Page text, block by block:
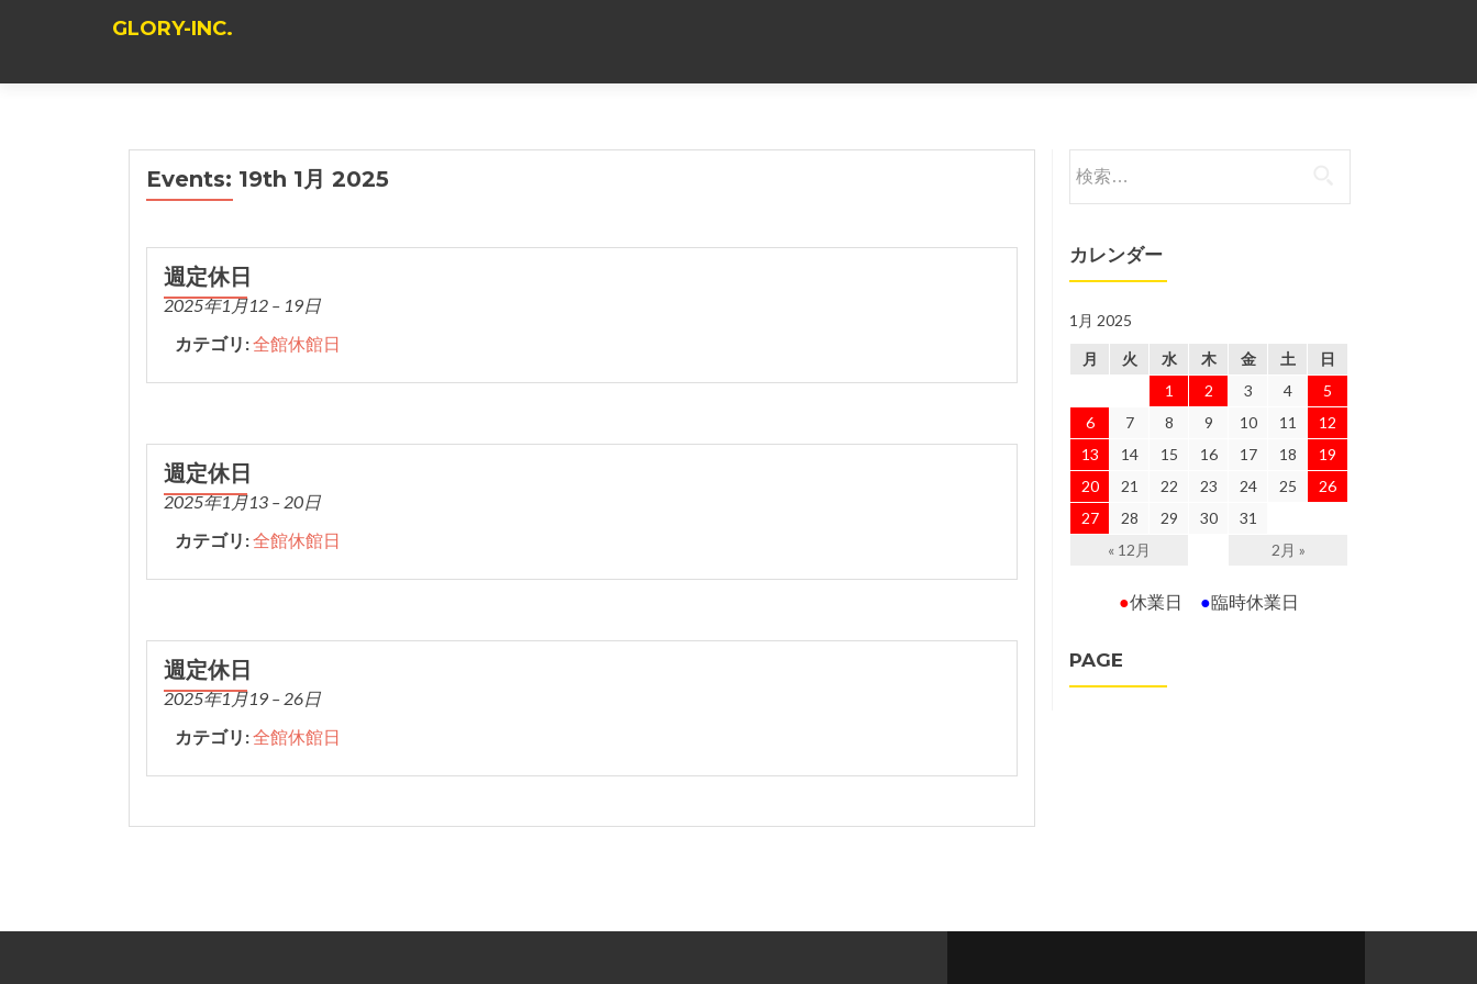
GLORY-INC.
Events: 19th 1月 2025
週定休日
2025年1月12 – 19日
カテゴリ:全館休館日
週定休日
2025年1月13 – 20日
カテゴリ:全館休館日
週定休日
2025年1月19 – 26日
カテゴリ:全館休館日
索:
カレンダー
1月 2025
月 火 水 木 金 土
日
1
2 3 4
5
6
7 8 9 10 11
12
13
14 15 16 17 18
19
20
21 22 23 24 25
26
27
28 29 30
31
« 12月
2月 »
●休業日 ●臨時休業日
PAGE